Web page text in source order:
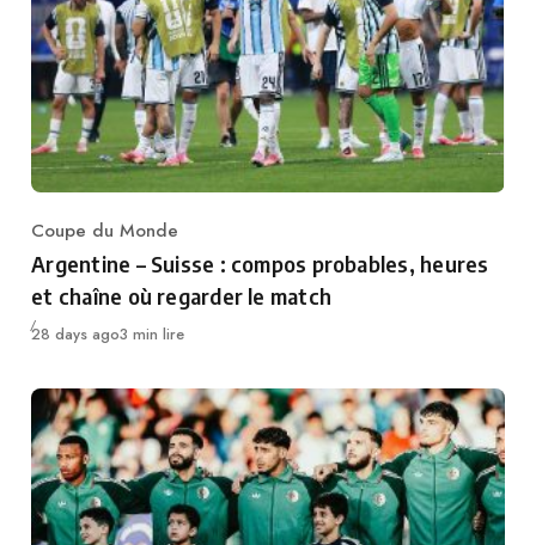
Category
Coupe du Monde
Argentine – Suisse : compos probables, heures
et chaîne où regarder le match
Publié
28 days ago3 min lire